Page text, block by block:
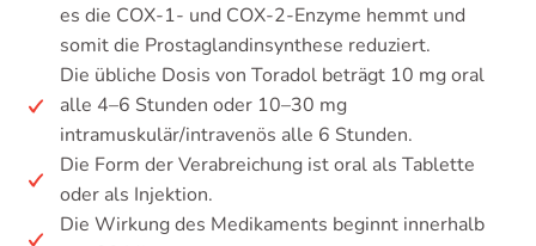
es die COX-1- und COX-2-Enzyme hemmt und
somit die Prostaglandinsynthese reduziert.
Die übliche Dosis von Toradol beträgt 10 mg oral
alle 4–6 Stunden oder 10–30 mg
intramuskulär/intravenös alle 6 Stunden.
Die Form der Verabreichung ist oral als Tablette
oder als Injektion.
Die Wirkung des Medikaments beginnt innerhalb